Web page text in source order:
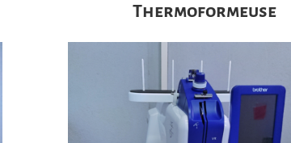
Thermoformeuse